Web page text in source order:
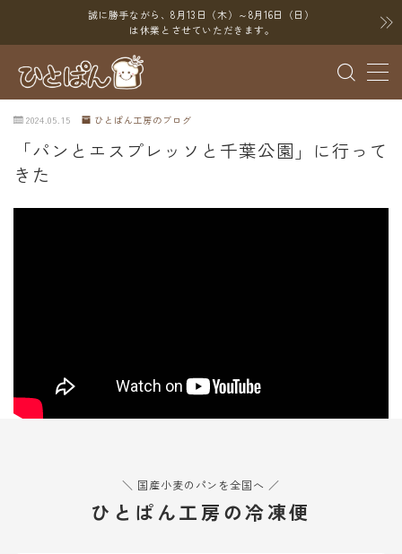
誠に勝手ながら、8月13日（木）～8月16日（日）
は休業とさせていただきます。
MENU
ブログ
SNS
YouTube
オンラインショップ
2024.05.15 ひとぱん工房のブログ
「パンとエスプレッソと千葉公園」に行って
きた
＼ 国産小麦のパンを全国へ ／
ひとぱん工房の冷凍便